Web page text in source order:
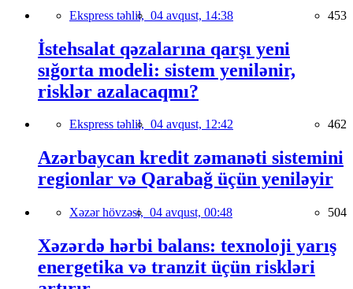
Ekspress təhlil, 04 avqust, 14:38 453
İstehsalat qəzalarına qarşı yeni
sığorta modeli: sistem yenilənir,
risklər azalacaqmı?
Ekspress təhlil, 04 avqust, 12:42 462
Azərbaycan kredit zəmanəti sistemini
regionlar və Qarabağ üçün yeniləyir
Xəzər hövzəsi, 04 avqust, 00:48 504
Xəzərdə hərbi balans: texnoloji yarış
energetika və tranzit üçün riskləri